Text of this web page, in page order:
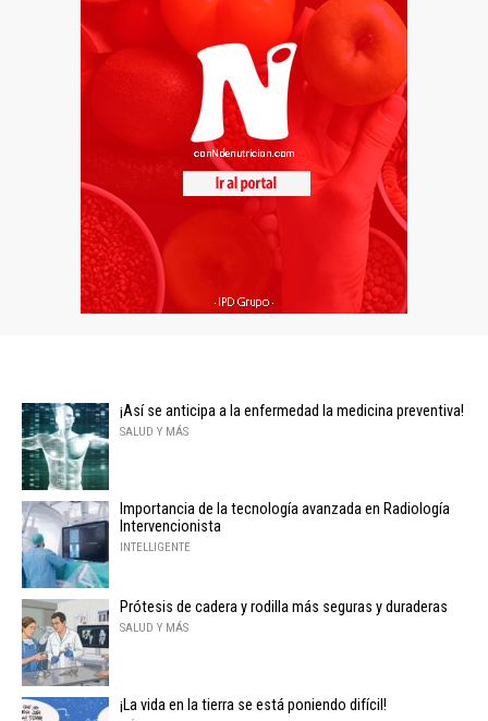
¡Así se anticipa a la enfermedad la medicina preventiva!
SALUD Y MÁS
Importancia de la tecnología avanzada en Radiología
Intervencionista
INTELLIGENTE
Prótesis de cadera y rodilla más seguras y duraderas
SALUD Y MÁS
¡La vida en la tierra se está poniendo difícil!